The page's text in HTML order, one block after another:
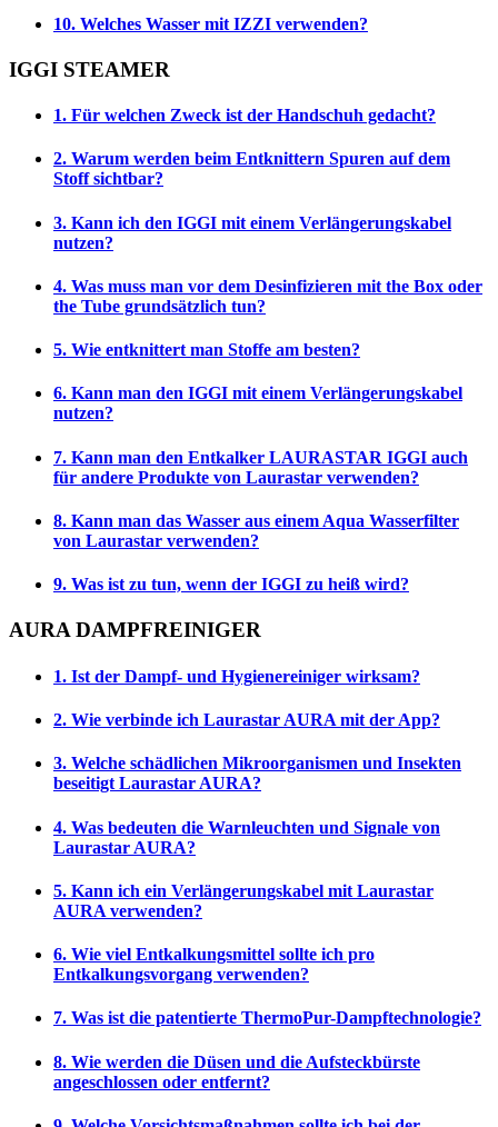
10. Welches Wasser mit IZZI verwenden?
IGGI STEAMER
1. Für welchen Zweck ist der Handschuh gedacht?
2. Warum werden beim Entknittern Spuren auf dem
Stoff sichtbar?
3. Kann ich den IGGI mit einem Verlängerungskabel
nutzen?
4. Was muss man vor dem Desinfizieren mit the Box oder
the Tube grundsätzlich tun?
5. Wie entknittert man Stoffe am besten?
6. Kann man den IGGI mit einem Verlängerungskabel
nutzen?
7. Kann man den Entkalker LAURASTAR IGGI auch
für andere Produkte von Laurastar verwenden?
8. Kann man das Wasser aus einem Aqua Wasserfilter
von Laurastar verwenden?
9. Was ist zu tun, wenn der IGGI zu heiß wird?
AURA DAMPFREINIGER
1. Ist der Dampf- und Hygienereiniger wirksam?
2. Wie verbinde ich Laurastar AURA mit der App?
3. Welche schädlichen Mikroorganismen und Insekten
beseitigt Laurastar AURA?
4. Was bedeuten die Warnleuchten und Signale von
Laurastar AURA?
5. Kann ich ein Verlängerungskabel mit Laurastar
AURA verwenden?
6. Wie viel Entkalkungsmittel sollte ich pro
Entkalkungsvorgang verwenden?
7. Was ist die patentierte ThermoPur-Dampftechnologie?
8. Wie werden die Düsen und die Aufsteckbürste
angeschlossen oder entfernt?